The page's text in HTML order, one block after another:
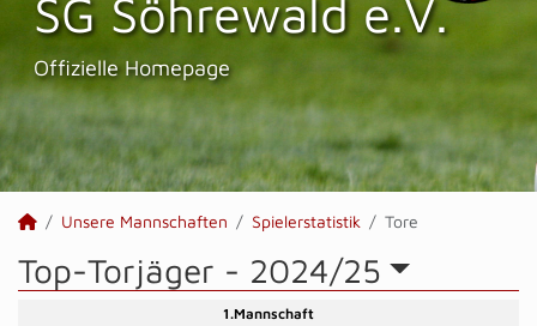
SG Söhrewald e.V.
Offizielle Homepage
Unsere Mannschaften Spielerstatistik Tore
Top-Torjäger - 2024/25
1.Mannschaft